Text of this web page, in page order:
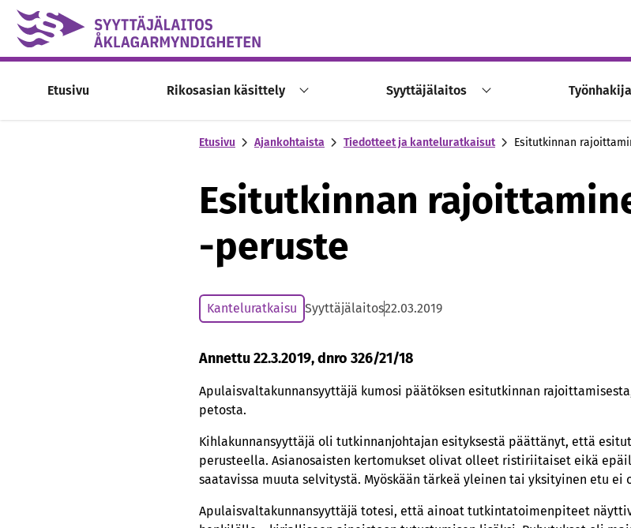
Skip to content -saavutettavuusohje
Etusivu Rikosasian käsittely Syyttäjälaitos
Etusivu Ajankohtaista Tiedotteet ja kanteluratkaisut Esitutkinnan
Esitutkinnan
-peruste
Kanteluratkaisu Syyttäjälaitos22.03.2019
Annettu 22.3.2019, dnro 326/21/18
Apulaisvaltakunnansyyttäjä kumosi päätöksen esitutkinnan
petosta.
Kihlakunnansyyttäjä oli tutkinnanjohtajan esityksestä päättänyt, että
perusteella. Asianosaisten kertomukset olivat olleet ristiriitaiset eikä
saatavissa muuta selvitystä. Myöskään tärkeä yleinen tai yksityinen etu
Apulaisvaltakunnansyyttäjä totesi, että ainoat tutkintatoimenpiteet